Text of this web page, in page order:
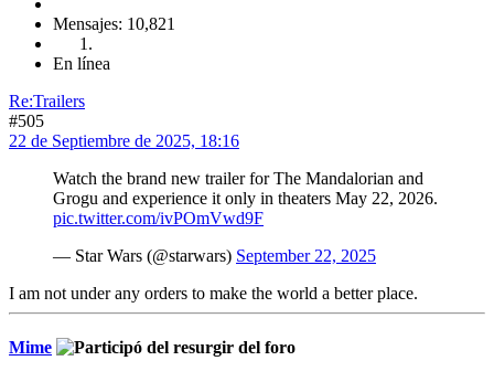
Mensajes: 10,821
En línea
Re:Trailers
#505
22 de Septiembre de 2025, 18:16
Watch the brand new trailer for The Mandalorian and
Grogu and experience it only in theaters May 22, 2026.
pic.twitter.com/ivPOmVwd9F
— Star Wars (@starwars) September 22, 2025
I am not under any orders to make the world a better place.
Mime